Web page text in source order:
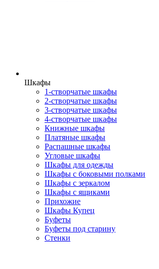
Шкафы
1-створчатые шкафы
2-створчатые шкафы
3-створчатые шкафы
4-створчатые шкафы
Книжные шкафы
Платяные шкафы
Распашные шкафы
Угловые шкафы
Шкафы для одежды
Шкафы с боковыми полками
Шкафы с зеркалом
Шкафы с ящиками
Прихожие
Шкафы Купец
Буфеты
Буфеты под старину
Стенки